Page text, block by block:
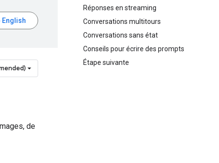
Réponses en streaming
Conversations multitours
Conversations sans état
Conseils pour écrire des prompts
Étape suivante
de